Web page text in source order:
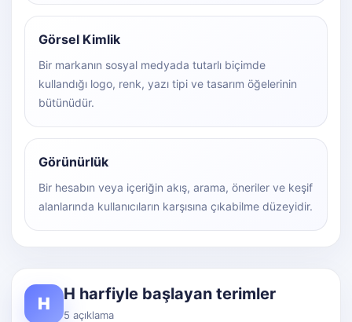
Görsel Kimlik
Bir markanın sosyal medyada tutarlı biçimde
kullandığı logo, renk, yazı tipi ve tasarım öğelerinin
bütünüdür.
Görünürlük
Bir hesabın veya içeriğin akış, arama, öneriler ve keşif
alanlarında kullanıcıların karşısına çıkabilme düzeyidir.
H H harfiyle başlayan terimler
5 açıklama